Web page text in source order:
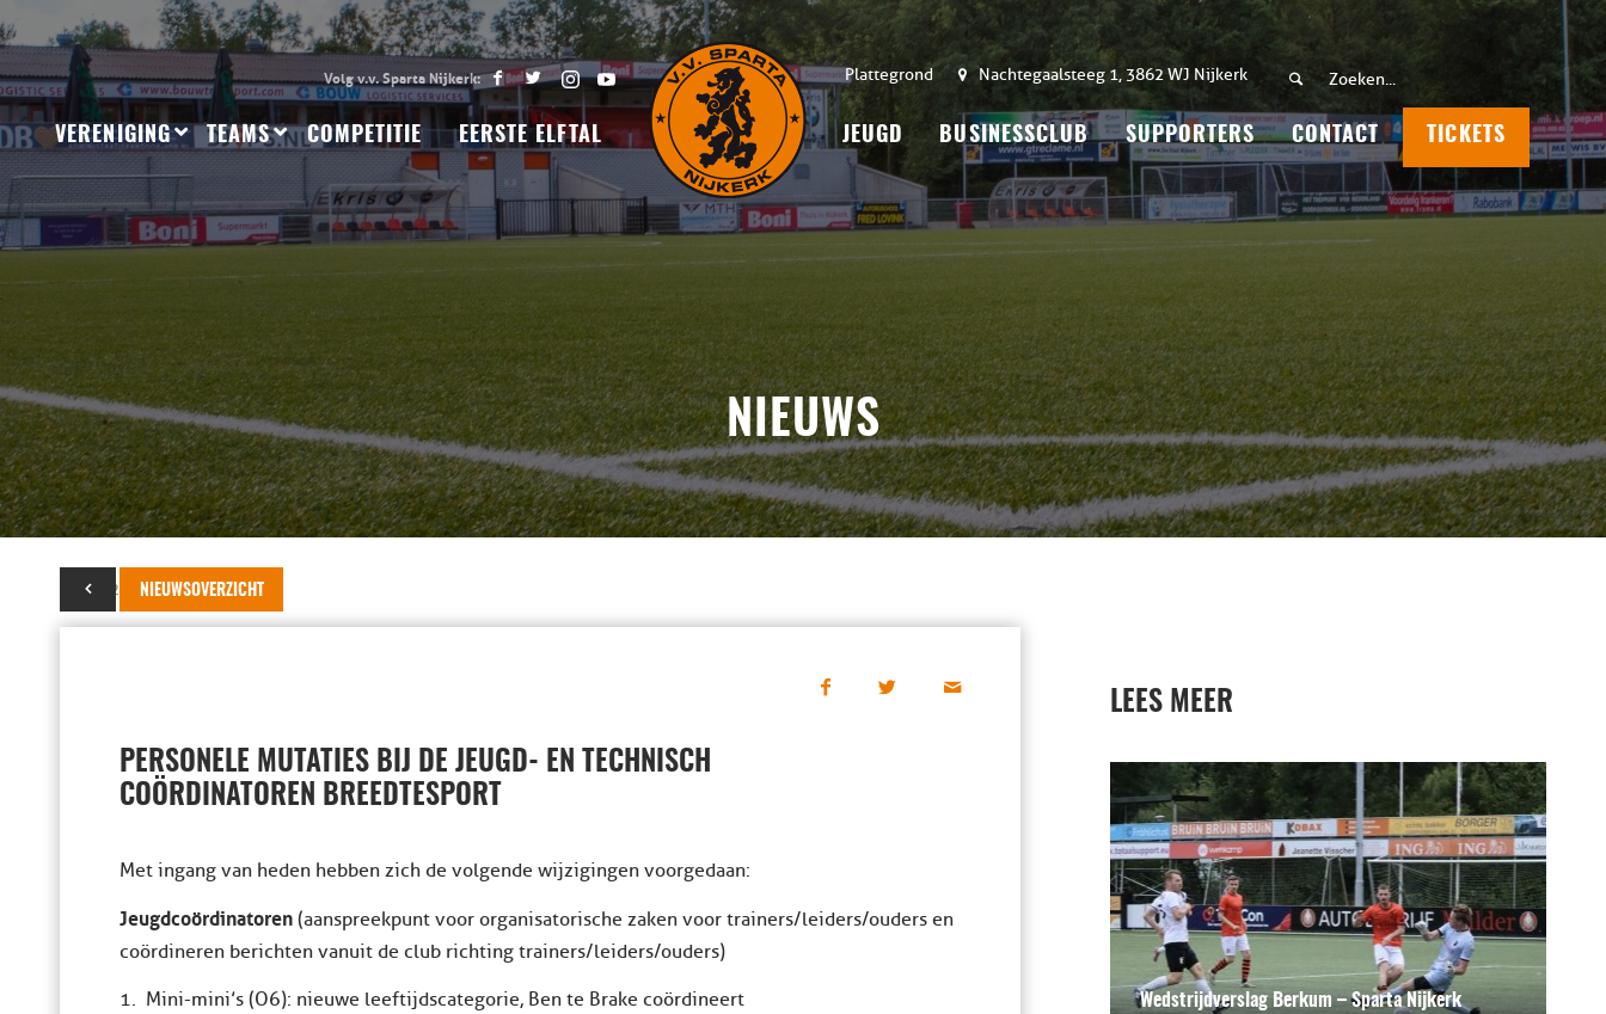
Plattegrond Nachtegaalsteeg 1, 3862 WJ Nijkerk
VERENIGING TEAMS COMPETITIE EERSTE ELFTAL JEUGD BUSINESSCLUB SUPPORTERS CONTACT TICKETS
NIEUWS
NIEUWSOVERZICHT
10 juli 2024
PERSONELE MUTATIES BIJ DE JEUGD- EN TECHNISCH
COÖRDINATOREN BREEDTESPORT
Met ingang van heden hebben zich de volgende wijzigingen voorgedaan:
Jeugdcoördinatoren (aanspreekpunt voor organisatorische zaken voor trainers/leiders/ouders en
coördineren berichten vanuit de club richting trainers/leiders/ouders)
1. Mini-mini’s (O6): nieuwe leeftijdscategorie, Ben te Brake coördineert
LEES MEER
Wedstrijdverslag Berkum – Sparta Nijkerk